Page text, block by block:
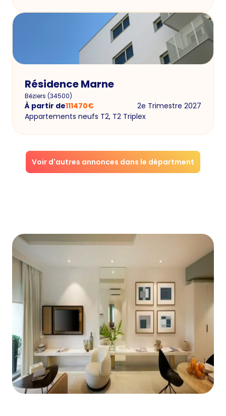
Résidence Marne
Béziers (34500)
À partir de111470€
2e Trimestre 2027
Appartements neufs T2, T2 Triplex
Voir d'autres annonces dans le départment